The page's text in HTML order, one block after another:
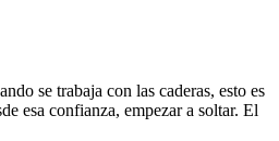
se trabaja con las caderas, esto es
esa confianza, empezar a soltar. El